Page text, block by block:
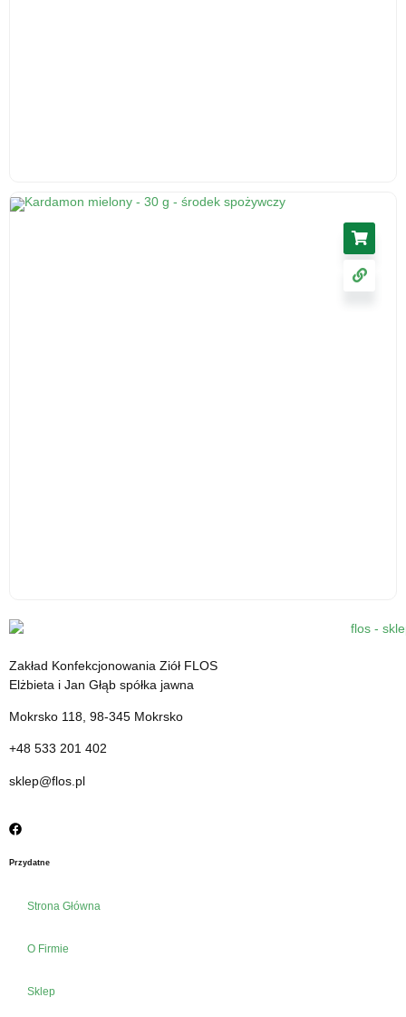
Ślaz kwiat 50 g - herbatka ziołowa, suplement
diety
Kardamon mielony - 30 g - środek spożywczy
12.31zł cena z VAT
Zakład Konfekcjonowania Ziół FLOS
Elżbieta i Jan Głąb spółka jawna
Mokrsko 118, 98-345 Mokrsko
+48 533 201 402
sklep@flos.pl
Przydatne
Strona Główna
O Firmie
Sklep